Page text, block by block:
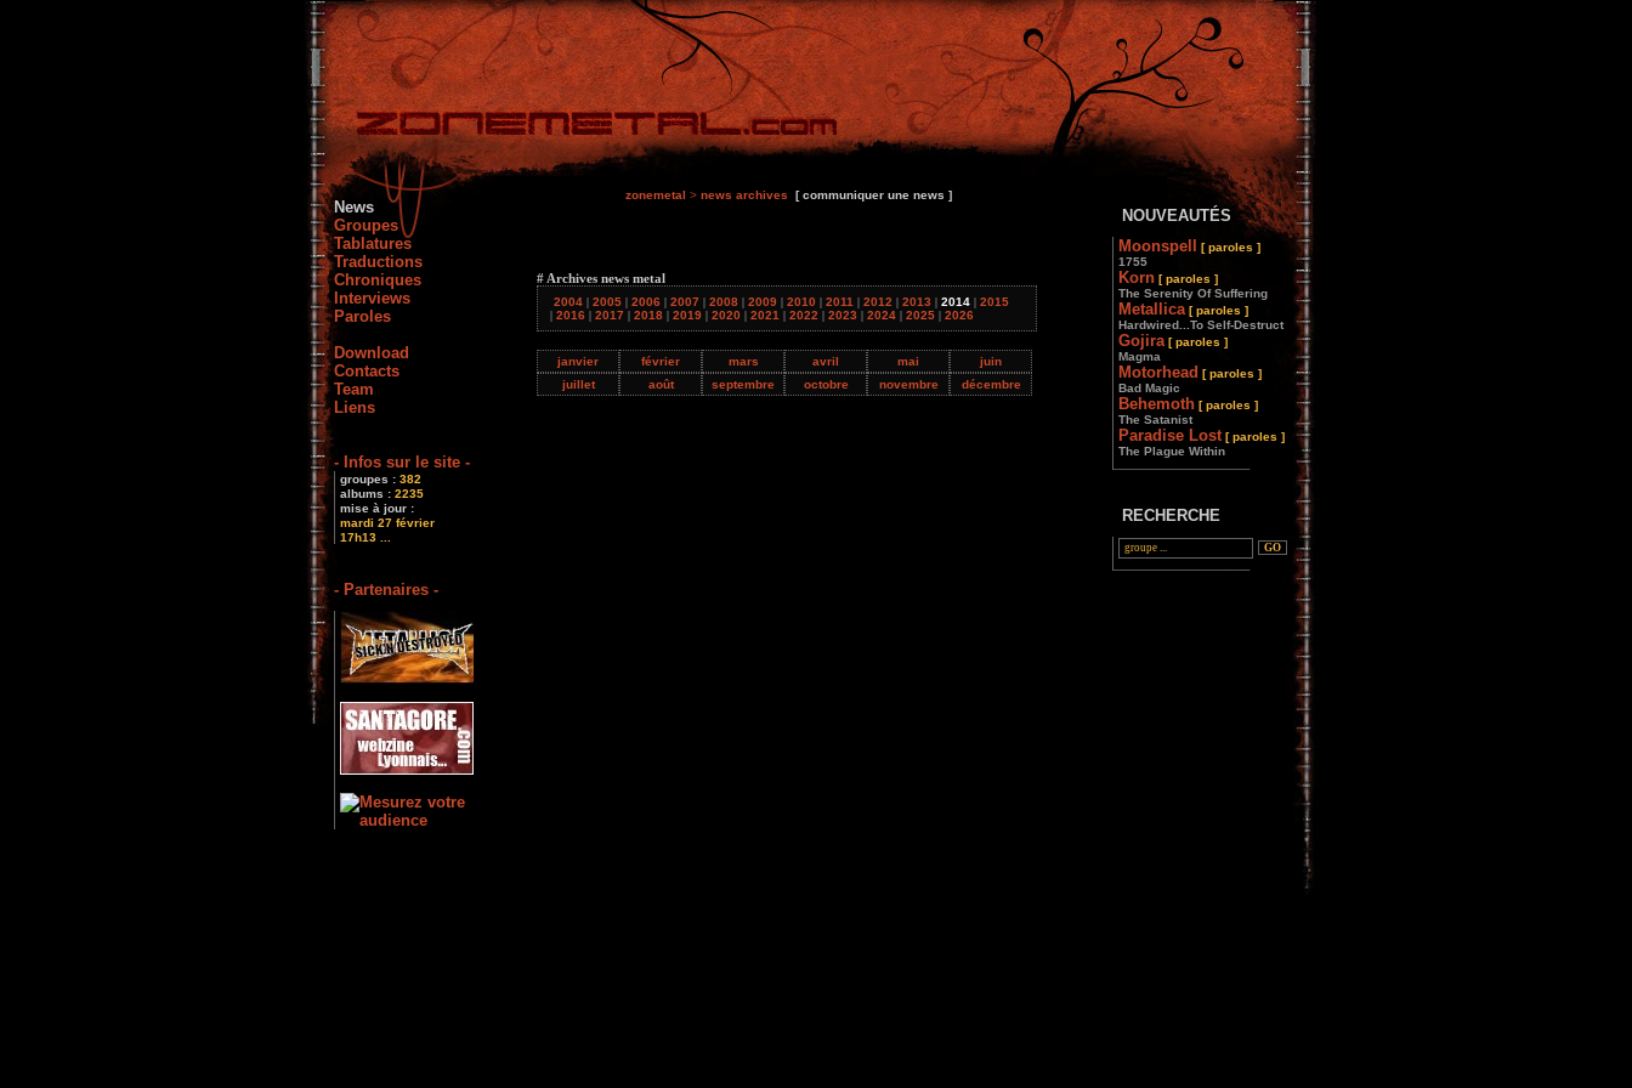
News
Groupes
Tablatures
Traductions
Chroniques
Interviews
Paroles
Download
Contacts
Team
Liens
- Infos sur le site -
groupes : 382
albums : 2235
mise à jour :
mardi 27 février
17h13 ...
- Partenaires -
zonemetal > news archives [ communiquer une news ]
# Archives news metal
2004 | 2005 | 2006 | 2007 | 2008 | 2009 | 2010 | 2011 | 2012 | 2013 | 2014 | 2015
| 2016 | 2017 | 2018 | 2019 | 2020 | 2021 | 2022 | 2023 | 2024 | 2025 | 2026
janvier février mars avril mai
juin
juillet
août septembre octobre novembre décembre
NOUVEAUTÉS
Moonspell
[ paroles ]
1755
Korn [ paroles ]
The Serenity Of Suffering
Metallica [ paroles ]
Hardwired...To Self-Destruct
Gojira [ paroles ]
Magma
Motorhead [ paroles ]
Bad Magic
Behemoth [ paroles ]
The Satanist
Paradise Lost [ paroles ]
The Plague Within
________________
RECHERCHE
________________